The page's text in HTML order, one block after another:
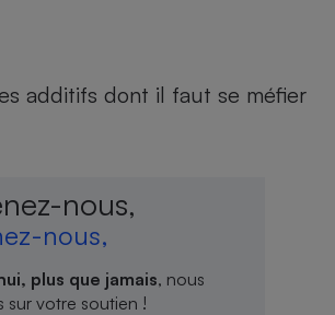
additifs dont il faut se méfier
nous,
nous,
plus que jamais, nous
sur votre soutien !